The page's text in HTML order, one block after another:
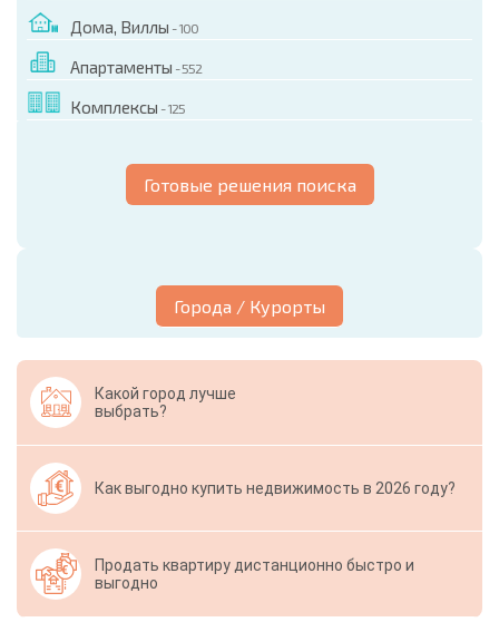
Дома, Виллы - 100
Апартаменты - 552
Комплексы - 125
Готовые решения поиска
Города / Курорты
Какой город лучше
выбрать?
Как выгодно купить недвижимость в 2026 году?
Продать квартиру дистанционно быстро и
выгодно